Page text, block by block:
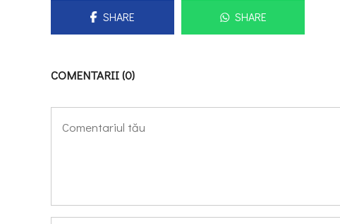
SHARE SHARE
COMENTARII (0)